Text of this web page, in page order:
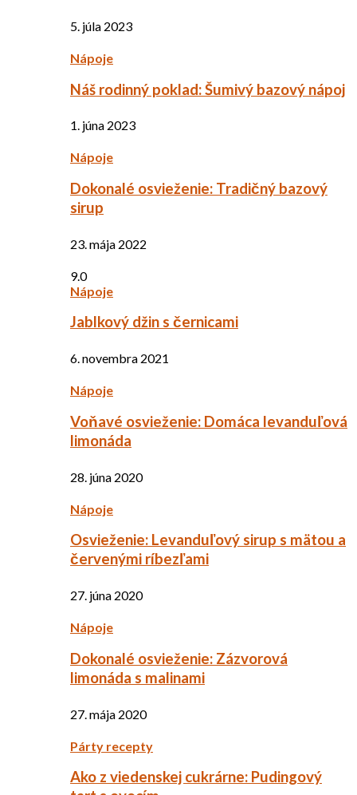
5. júla 2023
Nápoje
Náš rodinný poklad: Šumivý bazový nápoj
1. júna 2023
Nápoje
Dokonalé osvieženie: Tradičný bazový
sirup
23. mája 2022
9.0
Nápoje
Jablkový džin s černicami
6. novembra 2021
Nápoje
Voňavé osvieženie: Domáca levanduľová
limonáda
28. júna 2020
Nápoje
Osvieženie: Levanduľový sirup s mätou a
červenými ríbezľami
27. júna 2020
Nápoje
Dokonalé osvieženie: Zázvorová
limonáda s malinami
27. mája 2020
Párty recepty
Ako z viedenskej cukrárne: Pudingový